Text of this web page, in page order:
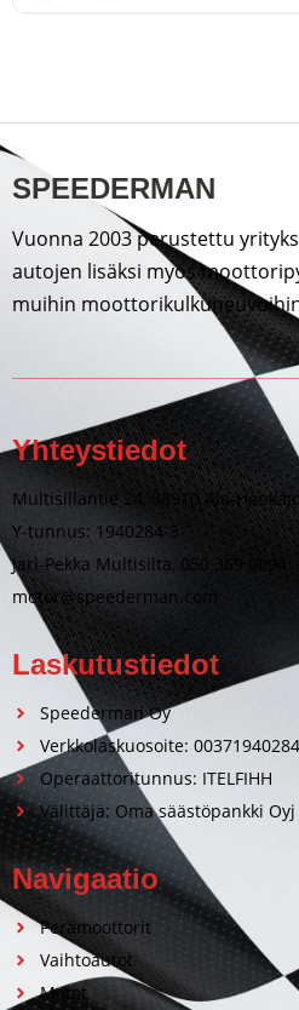
SPEEDERMAN
Vuonna 2003 perustettu
autojen lisäksi myös
muihin
Yhteystiedot
Multisillantie 24, 38910 Ala-
Y-tunnus: 1940284-3
Jari-Pekka Multisilta, 050 369 0094
motor@speederman.com
Laskutustiedot
Speederman Oy
Verkkolaskuosoite:
Operaattoritunnus: ITELFIHH
Välittäjä: Oma säästöpankki Oyj
Navigaatio
Perämoottorit
Vaihtoautot
Motot